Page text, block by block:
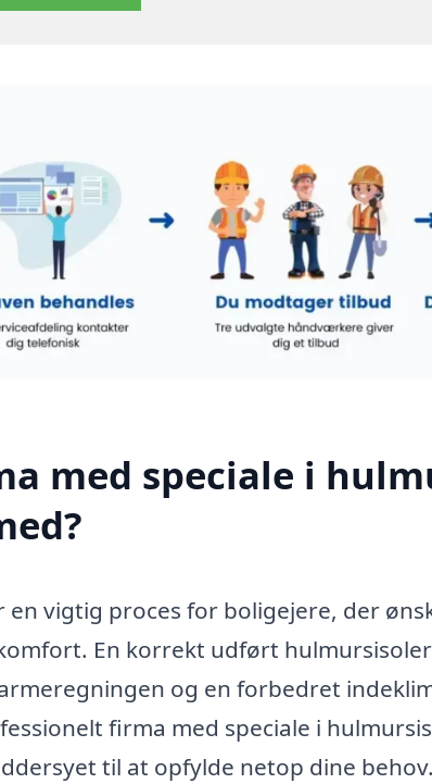
med speciale i
en vigtig proces for boligejere, der
En korrekt udført
og en forbedret
firma med speciale i
til at opfylde netop dine behov.